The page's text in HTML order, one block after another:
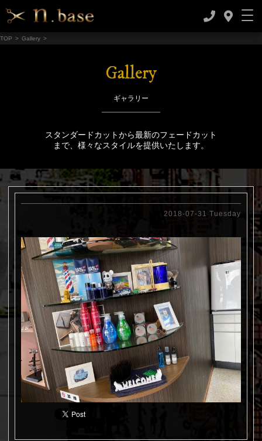
TOP > Gallery >
Gallery
ギャラリー
スタンダードカットから最新のフェードカット
まで、様々なスタイルを提供いたします。
2018-07-31 Tuesday